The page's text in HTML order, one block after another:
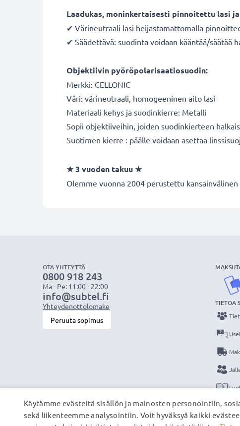
Laadukas, moninkertaisesti pinnoitettu lasi
✔ Värineutraali lasi heijastamattomalla
✔ Säädettävä: suodinta voidaan kääntää/säätää
Objektiivin pyöröpolarisaatiosuodin:
Merkki: CELLONIC
Väri: värineutraali, homogeeninen aito lasi
Materiaali kehys ja suodinkierre: Metalli
Sopii objektiiveihin, joiden suodinkierteen
Suotimen kierre : päälle voidaan asettaa
★ 3 vuoden takuu ★
Olemme vuonna 2004 perustettu
OTA YHTEYTTÄ
0800 918 243
Ma - Pe: 11:00 - 22:00
info@subtel.fi
Yhteydenottolomake
Peruuta sopimus
TIETOA
Käytämme evästeitä sisällön ja mainosten personointiin,
sekä liikenteemme analysointiin. Voit hyväksyä kaikki